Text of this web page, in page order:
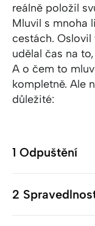
reálně položil
Mluvil s mnoha
cestách. Oslovil
udělal čas na
A o čem to
kompletně. Ale
důležité:
1 Odpuštění
2
1 Odpuštění
2